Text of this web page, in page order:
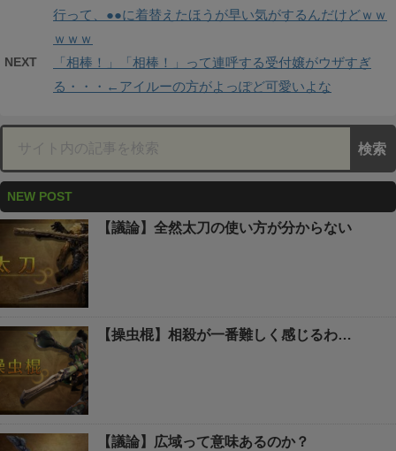
行って、●●に着替えたほうが早い気がするんだけどｗｗ
ｗｗｗ
NEXT
「相棒！」「相棒！」って連呼する受付嬢がウザすぎ
る・・・←アイルーの方がよっぽど可愛いよな
NEW POST
【議論】全然太刀の使い方が分からない
【操虫棍】相殺が一番難しく感じるわ…
【議論】広域って意味あるのか？